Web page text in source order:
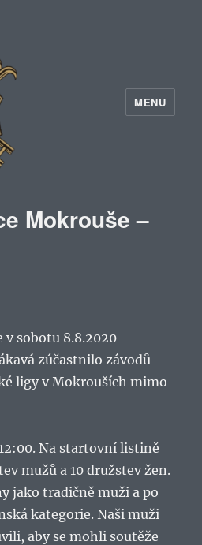
MENU
Mokrouše –
v sobotu 8.8.2020
zúčastnilo závodů
ligy v Mokrouších mimo
Na startovní listině
mužů a 10 družstev žen.
jako tradičně muži a po
kategorie. Naši muži
aby se mohli soutěže